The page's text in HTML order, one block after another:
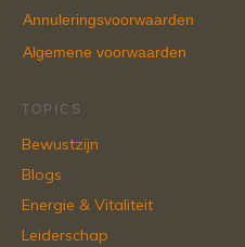
Annuleringsvoorwaarden
Algemene voorwaarden
TOPICS
Bewustzijn
Blogs
Energie & Vitaliteit
Leiderschap